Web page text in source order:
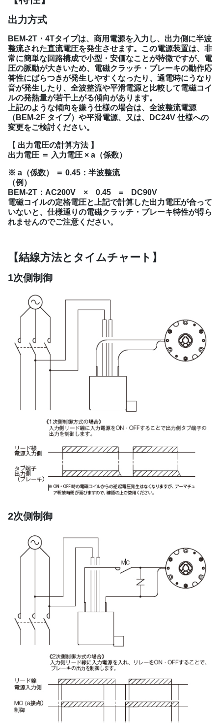
出力方式
BEM-2T・4Tタイプは、商用電源を入力し、出力側に半波
整流された直流電圧を発生させます。この電源装置は、非
常に簡単な回路構成で小型・安価なことが特徴ですが、電
圧の脈動が大きいため、電磁クラッチ・ブレーキの動作応
答性にばらつきが発生しやすくなったり、通電時にうなり
音が発生したり、全波整流や平滑電源と比較して電磁コイ
ルの発熱量が若干上がる傾向があります。
上記のような傾向を嫌う仕様の場合は、全波整流電源
（BEM-2F タイプ）や平滑電源、又は、DC24V 仕様への
変更をご検討ください。
【 出力電圧の計算方法 】
出力電圧 ＝ 入力電圧 × a（係数）
※ a（係数） ＝ 0.45：半波整流
（例）
BEM-2T：AC200V × 0.45 = DC90V
電磁コイルの定格電圧と上記で計算した出力電圧が合って
いないと、仕様通りの電磁クラッチ・ブレーキ特性が得ら
れませんのでご注意ください。
【結線方法とタイムチャート】
1次側制御
2次側制御